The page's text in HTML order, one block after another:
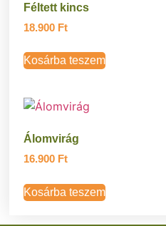
Féltett kincs
18.900 Ft
Kosárba teszem
Álomvirág
16.900 Ft
Kosárba teszem